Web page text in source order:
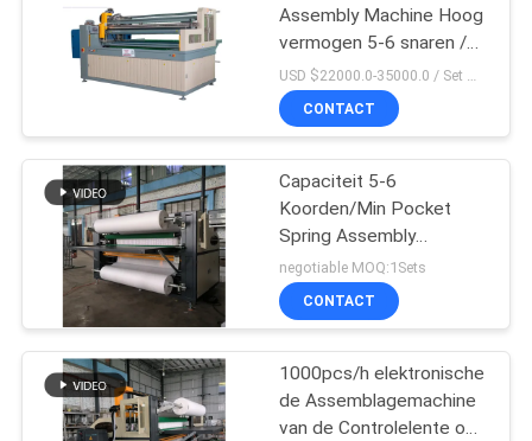
NIEUWS
GEVALLEN
SITEMAP
PRIVACYBELEID
Assembly Machine Hoog
vermogen 5-6 snaren /
min
CONTACT
Capaciteit 5-6
Koorden/Min Pocket
Spring Assembly
Machine-
Matrasmachines 6.5KW
negotiable MOQ:1Sets
CONTACT
1000pcs/h elektronische
de Assemblagemachine
van de Controlelente om